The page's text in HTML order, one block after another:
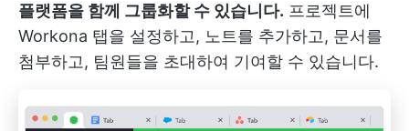
플랫폼을 함께 그룹화할 수 있습니다. 프로젝트에
Workona 탭을 설정하고, 노트를 추가하고, 문서를
첨부하고, 팀원들을 초대하여 기여할 수 있습니다.